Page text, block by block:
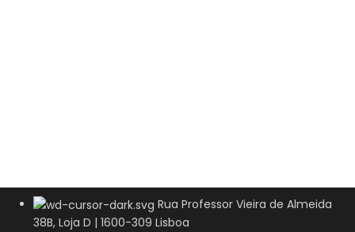
Rua Professor Vieira de Almeida
38B, Loja D | 1600-309 Lisboa